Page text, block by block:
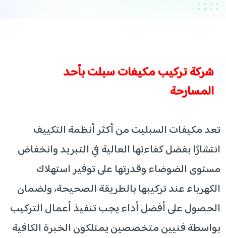
شركة تركيب مكيفات سبلت بأحد
المسارحة
تعد مكيفات السبليت من أكثر أنظمة التكييف
انتشارًا بفضل كفاءتها العالية في التبريد وانخفاض
مستوى الضوضاء وقدرتها على توفير استهلاك
الكهرباء عند تركيبها بالطريقة الصحيحة، ولضمان
الحصول على أفضل أداء يجب تنفيذ أعمال التركيب
بواسطة فنيين متخصصين يمتلكون الخبرة الكافية